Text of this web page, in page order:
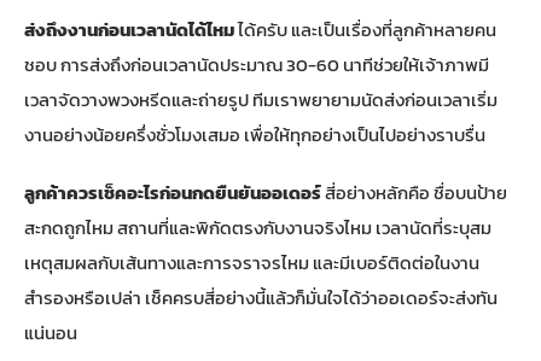
ส่งถึงงานก่อนเวลานัดได้ไหมได้ครับ และเป็นเรื่องที่ลูกค้าหลายคน
ชอบ การส่งถึงก่อนเวลานัดประมาณ 30-60 นาทีช่วยให้เจ้าภาพมี
เวลาจัดวางพวงหรีดและถ่ายรูป ทีมเราพยายามนัดส่งก่อนเวลาเริ่ม
งานอย่างน้อยครึ่งชั่วโมงเสมอ เพื่อให้ทุกอย่างเป็นไปอย่างราบรื่น
ลูกค้าควรเช็คอะไรก่อนกดยืนยันออเดอร์สี่อย่างหลักคือ ชื่อบนป้าย
สะกดถูกไหม สถานที่และพิกัดตรงกับงานจริงไหม เวลานัดที่ระบุสม
เหตุสมผลกับเส้นทางและการจราจรไหม และมีเบอร์ติดต่อในงาน
สำรองหรือเปล่า เช็คครบสี่อย่างนี้แล้วก็มั่นใจได้ว่าออเดอร์จะส่งทัน
แน่นอน